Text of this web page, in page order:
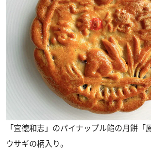
「宜德和志」のパイナップル餡の月餅「
ウサギの柄入り。